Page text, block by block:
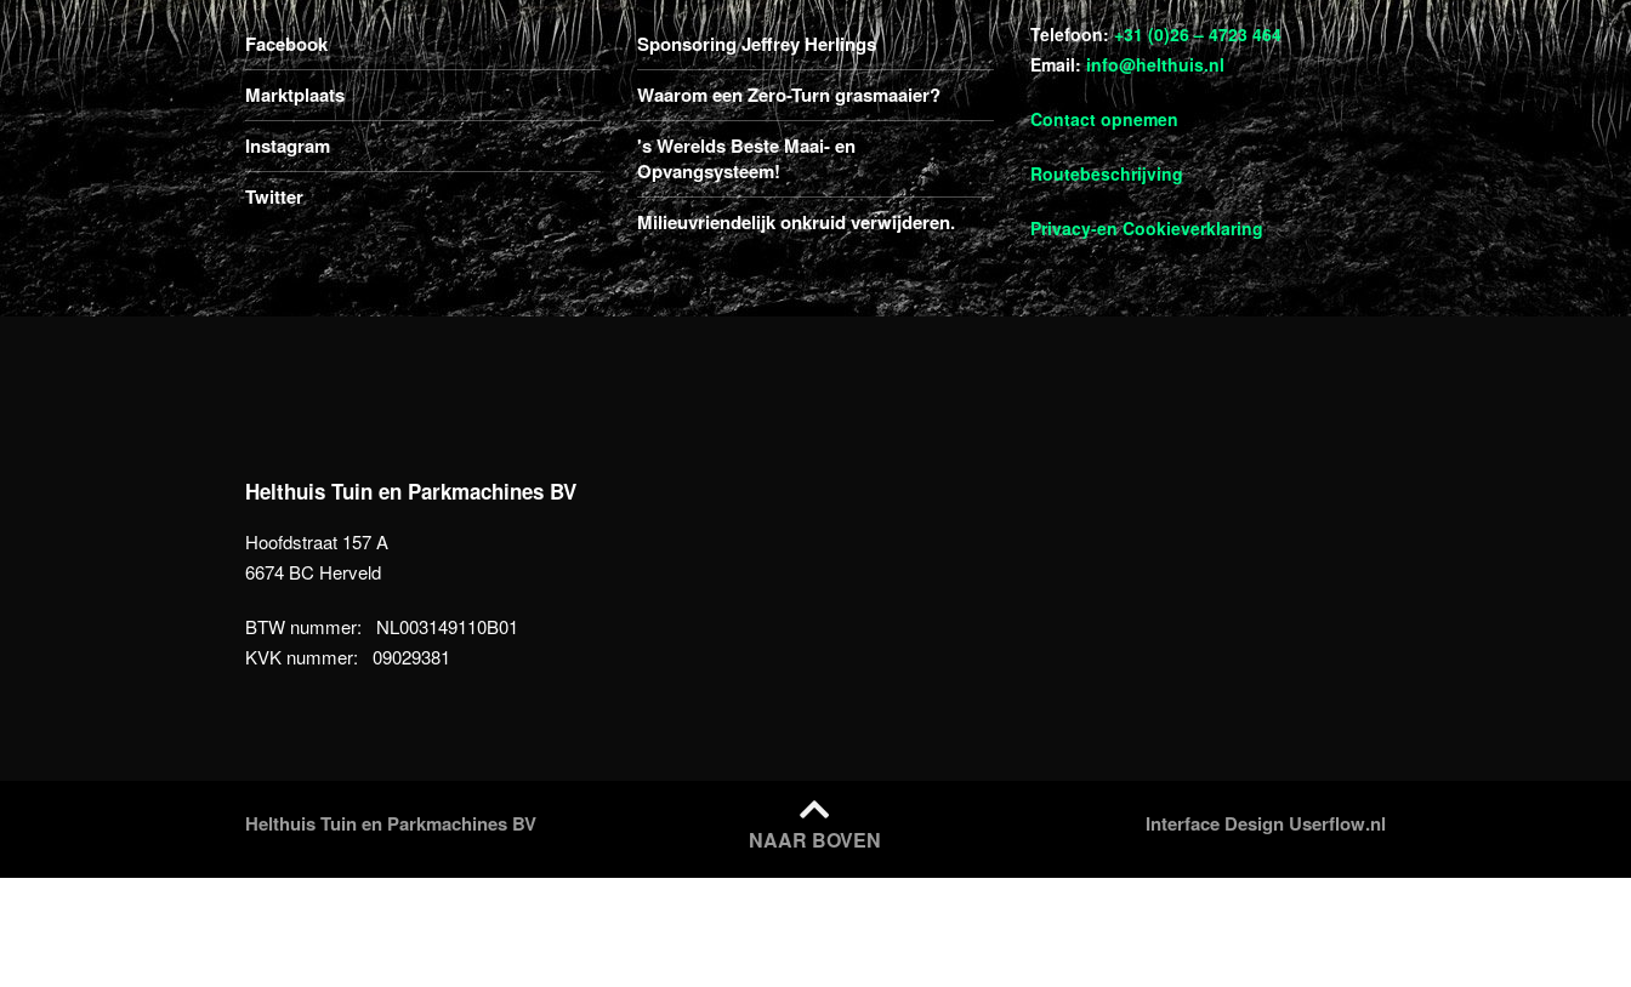
Facebook
Marktplaats
Instagram
Twitter
Sponsoring Jeffrey Herlings
Waarom een Zero-Turn grasmaaier?
's Werelds Beste Maai- en
Opvangsysteem!
Milieuvriendelijk onkruid verwijderen.
Telefoon:+31 (0)26 – 4723 464
Email:info@helthuis.nl
Contact opnemen
Routebeschrijving
Privacy-en Cookieverklaring
Helthuis Tuin en Parkmachines BV
Hoofdstraat 157 A
6674 BC Herveld
BTW nummer: NL003149110B01
KVK nummer: 09029381
Helthuis Tuin en Parkmachines BV
NAAR BOVEN
Interface Design Userflow.nl